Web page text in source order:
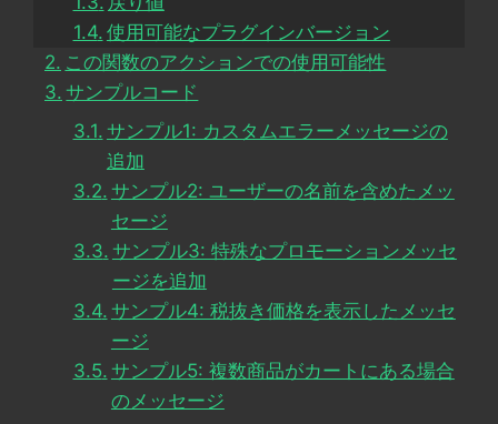
使用可能なプラグインバージョン
この関数のアクションでの使用可能性
サンプルコード
サンプル1: カスタムエラーメッセージの
追加
サンプル2: ユーザーの名前を含めたメッ
セージ
サンプル3: 特殊なプロモーションメッセ
ージを追加
サンプル4: 税抜き価格を表示したメッセ
ージ
サンプル5: 複数商品がカートにある場合
のメッセージ